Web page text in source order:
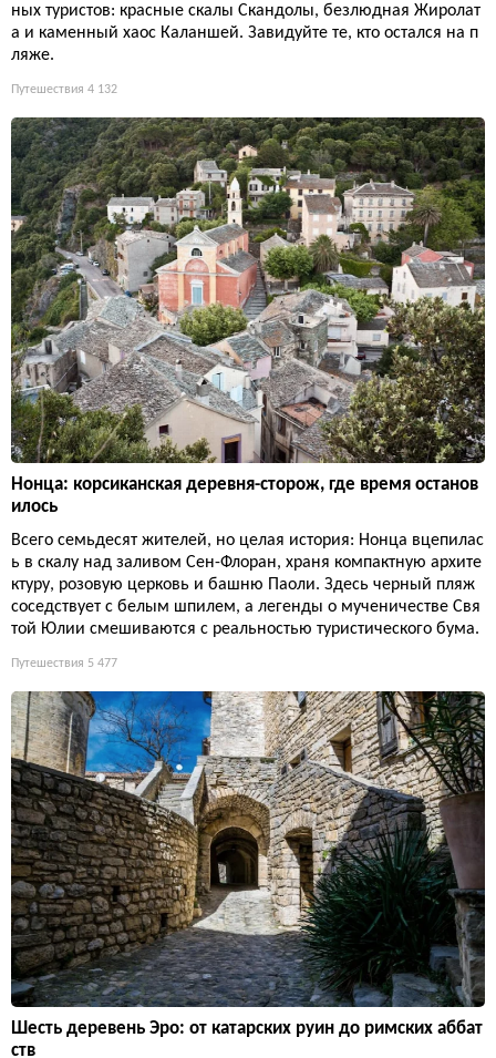
ных туристов: красные скалы Скандолы, безлюдная Жиролат
а и каменный хаос Каланшей. Завидуйте те, кто остался на п
ляже.
Путешествия 4 132
Нонца: корсиканская деревня-сторож, где время останов
илось
Всего семьдесят жителей, но целая история: Нонца вцепилас
ь в скалу над заливом Сен-Флоран, храня компактную архите
ктуру, розовую церковь и башню Паоли. Здесь черный пляж
соседствует с белым шпилем, а легенды о мученичестве Свя
той Юлии смешиваются с реальностью туристического бума.
Путешествия 5 477
Шесть деревень Эро: от катарских руин до римских аббат
ств